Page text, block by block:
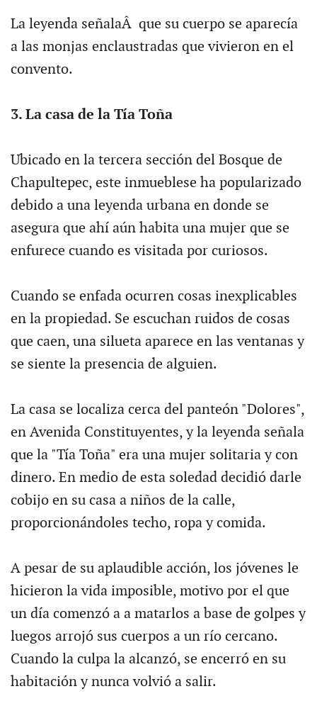
La leyenda señalaÂ que su cuerpo se aparecía
a las monjas enclaustradas que vivieron en el
convento.
3. La casa de la Tía Toña
Ubicado en la tercera sección del Bosque de
Chapultepec, este inmueblese ha popularizado
debido a una leyenda urbana en donde se
asegura que ahí aún habita una mujer que se
enfurece cuando es visitada por curiosos.
Cuando se enfada ocurren cosas inexplicables
en la propiedad. Se escuchan ruidos de cosas
que caen, una silueta aparece en las ventanas y
se siente la presencia de alguien.
La casa se localiza cerca del panteón "Dolores",
en Avenida Constituyentes, y la leyenda señala
que la "Tía Toña" era una mujer solitaria y con
dinero. En medio de esta soledad decidió darle
cobijo en su casa a niños de la calle,
proporcionándoles techo, ropa y comida.
A pesar de su aplaudible acción, los jóvenes le
hicieron la vida imposible, motivo por el que
un día comenzó a a matarlos a base de golpes y
luegos arrojó sus cuerpos a un río cercano.
Cuando la culpa la alcanzó, se encerró en su
habitación y nunca volvió a salir.